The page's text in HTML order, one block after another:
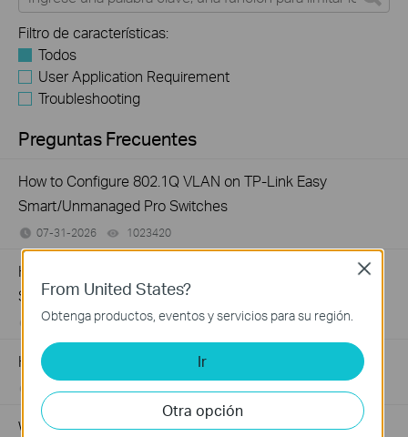
Filtro de características:
Todos
User Application Requirement
Troubleshooting
Preguntas Frecuentes
How to Configure 802.1Q VLAN on TP-Link Easy
Smart/Unmanaged Pro Switches
07-31-2026 1023420
How to Troubleshoot Unstable Internet Issue on Omada
Switch
06-24-2026 129875 views
How to Troubleshoot No Internet Issue on Omada Switch
Why my PoE powered device cannot work properly when
From United States?
Obtenga productos, eventos y servicios para su región.
Ir
Otra opción
Close